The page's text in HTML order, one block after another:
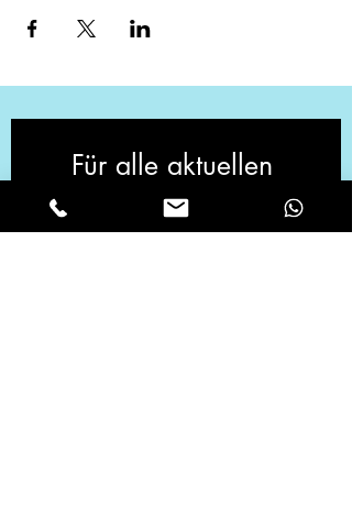
Für alle aktuellen
Neuigkeiten, melde